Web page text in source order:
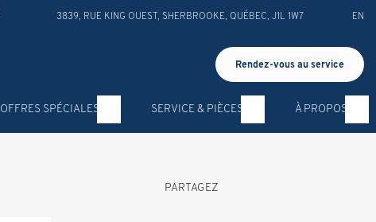
3839, RUE KING OUEST SHERBROOKE QUÉBEC J1L 1W7 EN
Rendez-vous au service
OFFRES SPÉCIALES SERVICE & PIÈCES À PROPOS
PARTAGEZ